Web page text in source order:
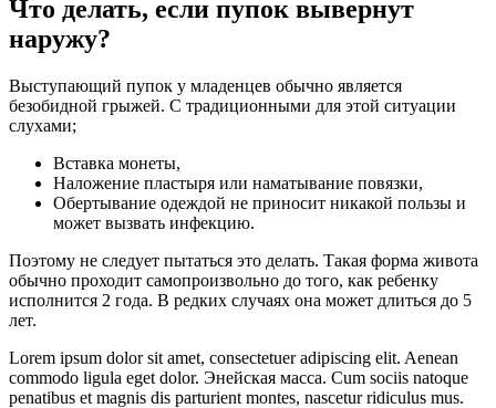
Что делать, если пупок вывернут
наружу?
Выступающий пупок у младенцев обычно является
безобидной грыжей. С традиционными для этой ситуации
слухами;
Вставка монеты,
Наложение пластыря или наматывание повязки,
Обертывание одеждой не приносит никакой пользы и
может вызвать инфекцию.
Поэтому не следует пытаться это делать. Такая форма живота
обычно проходит самопроизвольно до того, как ребенку
исполнится 2 года. В редких случаях она может длиться до 5
лет.
Lorem ipsum dolor sit amet, consectetuer adipiscing elit. Aenean
commodo ligula eget dolor. Энейская масса. Cum sociis natoque
penatibus et magnis dis parturient montes, nascetur ridiculus mus.